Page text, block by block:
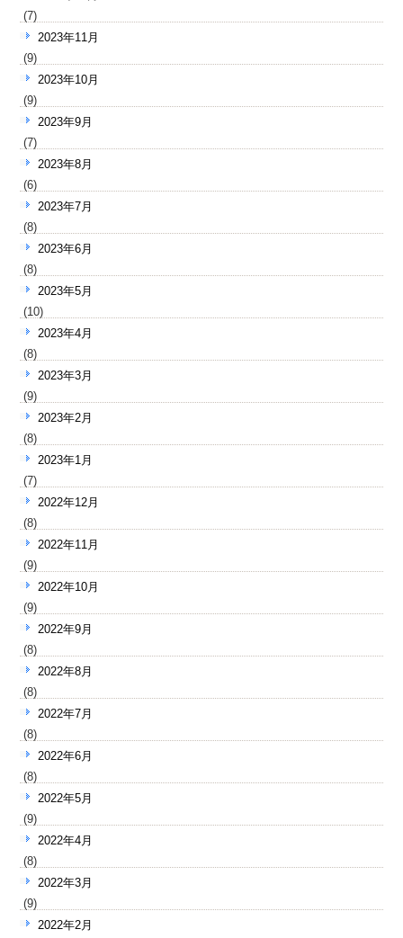
(7)
2023年11月
(9)
2023年10月
(9)
2023年9月
(7)
2023年8月
(6)
2023年7月
(8)
2023年6月
(8)
2023年5月
(10)
2023年4月
(8)
2023年3月
(9)
2023年2月
(8)
2023年1月
(7)
2022年12月
(8)
2022年11月
(9)
2022年10月
(9)
2022年9月
(8)
2022年8月
(8)
2022年7月
(8)
2022年6月
(8)
2022年5月
(9)
2022年4月
(8)
2022年3月
(9)
2022年2月